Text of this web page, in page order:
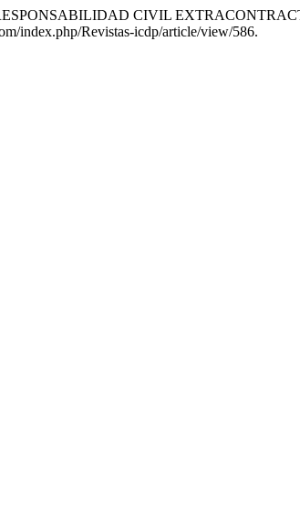
CIVIL
index.php/Revistas-icdp/article/view/586.